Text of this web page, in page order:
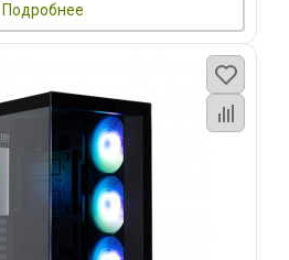
Подробнее